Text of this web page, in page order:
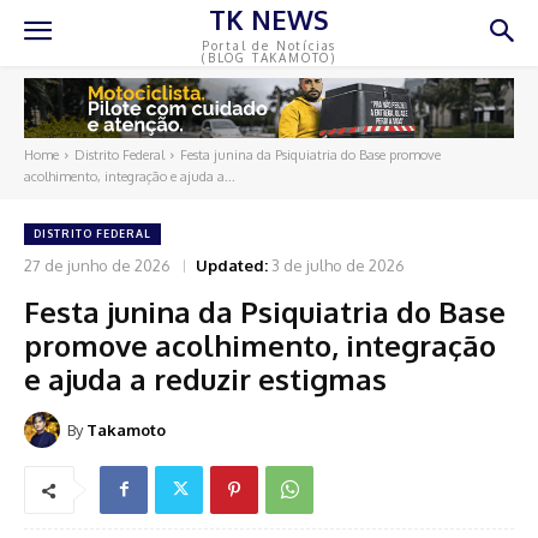
TK NEWS
Portal de Notícias
(BLOG TAKAMOTO)
Home Distrito Federal
Festa junina da Psiquiatria do Base promove
acolhimento, integração e ajuda a...
DISTRITO FEDERAL
27 de junho de 2026 Updated: 3 de julho de 2026
Festa junina da Psiquiatria do Base
promove acolhimento, integração
e ajuda a reduzir estigmas
By Takamoto